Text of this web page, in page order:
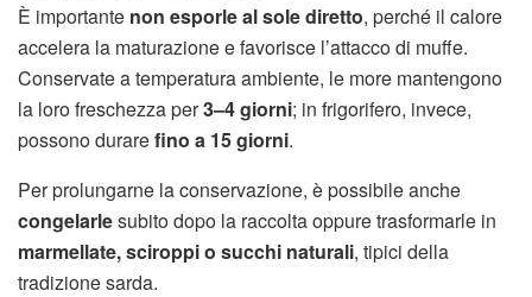
È importante non esporle al sole diretto, perché il calore
accelera la maturazione e favorisce l’attacco di muffe.
Conservate a temperatura ambiente, le more mantengono
la loro freschezza per3–4 giorni; in frigorifero, invece,
possono durarefino a 15 giorni.
Per prolungarne la conservazione, è possibile anche
congelarlesubito dopo la raccolta oppure trasformarle in
marmellate, sciroppi o succhi naturali, tipici della
tradizione sarda.